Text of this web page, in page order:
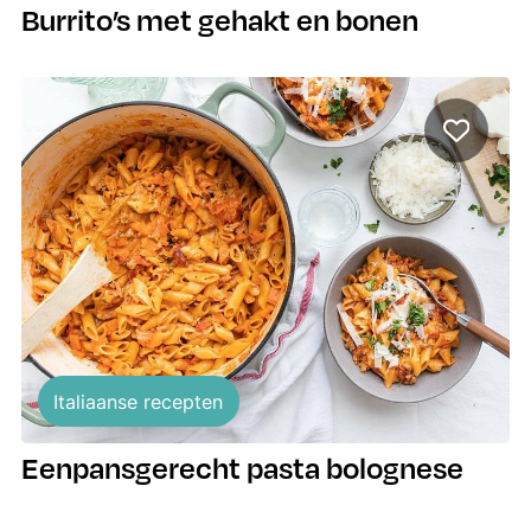
Burrito’s met gehakt en bonen
Italiaanse recepten
Eenpansgerecht pasta bolognese